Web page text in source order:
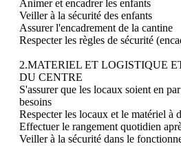
Animer et encadrer les enfants
Veiller à la sécurité des enfants
Assurer l'encadrement de la cantine
Respecter les règles de sécurité
2.MATERIEL ET LOGISTIQUE
DU CENTRE
S'assurer que les locaux soient en
besoins
Respecter les locaux et le matériel à
Effectuer le rangement quotidien
Veiller à la sécurité dans le